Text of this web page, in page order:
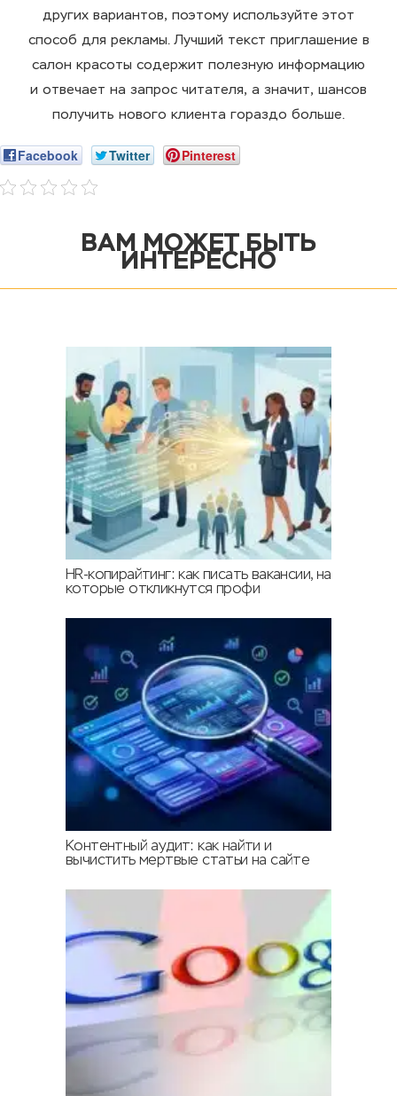
других вариантов, поэтому используйте этот
способ для рекламы. Лучший текст приглашение в
салон красоты содержит полезную информацию
и отвечает на запрос читателя, а значит, шансов
получить нового клиента гораздо больше.
Facebook Twitter Pinterest
ВАМ МОЖЕТ БЫТЬ
ИНТЕРЕСНО
HR-копирайтинг: как писать вакансии, на
которые откликнутся профи
Контентный аудит: как найти и
вычистить мертвые статьи на сайте